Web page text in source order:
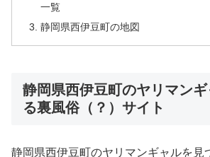
一覧
静岡県西伊豆町の地図
静岡県西伊豆町のヤリマンギ
る裏風俗（？）サイト
静岡県西伊豆町のヤリマンギャルを見